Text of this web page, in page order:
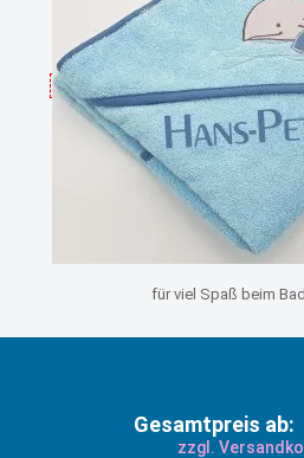
für viel Spaß beim
Gesamtpreis ab:
zzgl.